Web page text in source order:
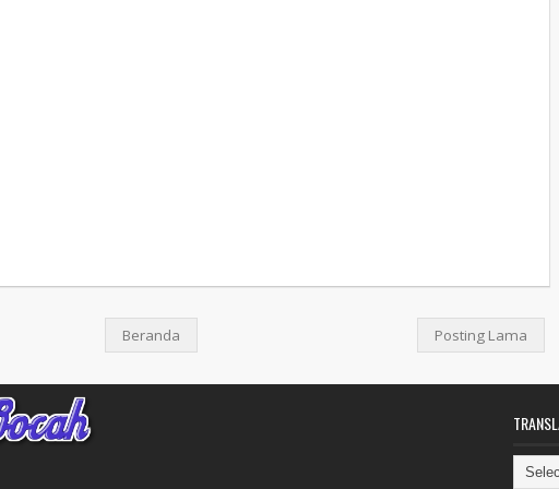
Posting Lama
Beranda